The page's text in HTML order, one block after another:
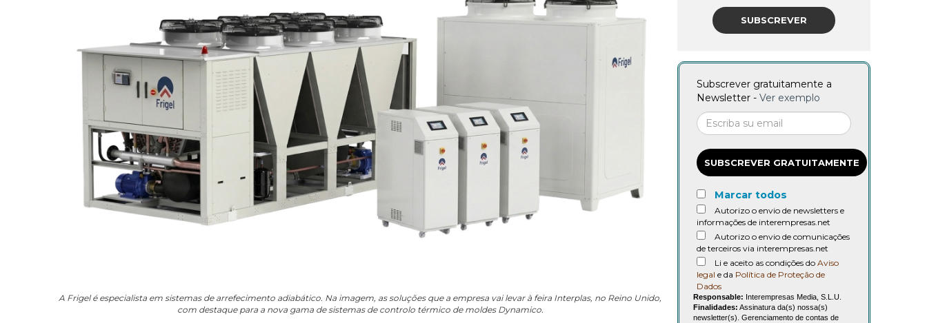
A Frigel é especialista em sistemas de arrefecimento adiabático. Na imagem, as soluções que a empresa vai levar à feira Interplas, no Reino Unido,
com destaque para a nova gama de sistemas de controlo térmico de moldes Dynamico.
SUBSCREVER
Subscrever gratuitamente a
Newsletter - Ver exemplo
SUBSCREVER GRATUITAMENTE
Marcar todos
Autorizo o envio de newsletters e
informações de interempresas.net
Autorizo o envio de comunicações
de terceiros via interempresas.net
Li e aceito as condições do Aviso
legal e da Política de Proteção de
Dados
Responsable: Interempresas Media, S.L.U.
Finalidades: Assinatura da(s) nossa(s)
newsletter(s). Gerenciamento de contas de